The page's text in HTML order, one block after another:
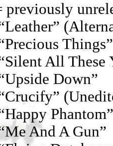
previously
All These
Down”
Phantom”
And A Gun”